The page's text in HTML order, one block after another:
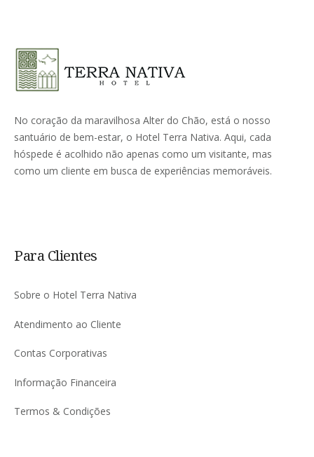
No coração da maravilhosa Alter do Chão, está o nosso
santuário de bem-estar, o Hotel Terra Nativa. Aqui, cada
hóspede é acolhido não apenas como um visitante, mas
como um cliente em busca de experiências memoráveis.
Para Clientes
Sobre o Hotel Terra Nativa
Atendimento ao Cliente
Contas Corporativas
Informação Financeira
Termos & Condições